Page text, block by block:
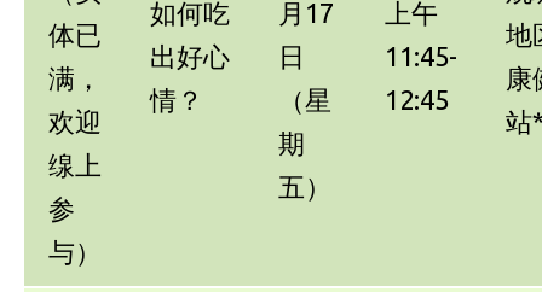
体已
满，
欢迎
缐上
参
与）
如何吃
出好心
情？
月17
日
（星
期
五）
上午
11:45-
12:45
地
康
站